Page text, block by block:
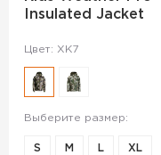
Insulated Jacket
Цвет: XK7
Выберите размер:
S M L XL